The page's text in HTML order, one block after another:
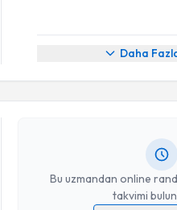
Daha
Bu uzmandan online
takvimi
Randevu Takvimi Talebi